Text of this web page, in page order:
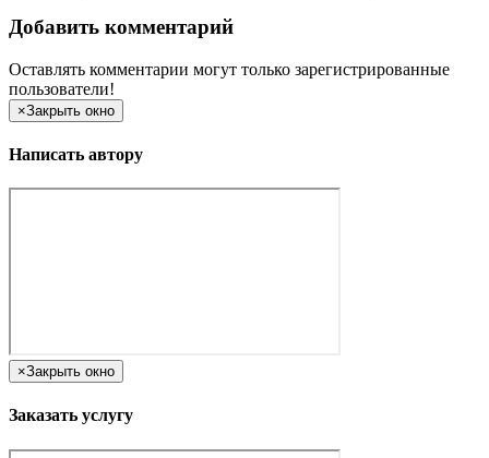
Добавить комментарий
Оставлять комментарии могут только зарегистрированные
пользователи!
×Закрыть окно
Написать автору
×Закрыть окно
Заказать услугу